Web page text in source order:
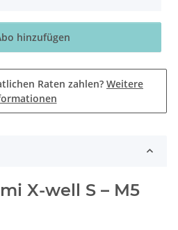
hinzufügen
Raten zahlen? Weitere
X-well S – M5